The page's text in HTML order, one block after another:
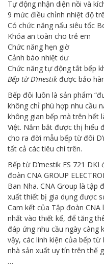
Tự động nhận diện nồi và
9 mức điều chỉnh nhiệt độ
Có chức năng nấu siêu tốc
Khóa an toàn cho trẻ em
Chức năng hẹn giờ
Cảnh báo nhiệt dư
Chức năng tự động tắt bếp
Bếp từ D’mestik được bảo
Bếp đôi luôn là sản phẩm
không chỉ phù hợp nhu cầu
không gian bếp mà trên hết
Việt. Nắm bắt được thị hiếu
cho ra đời mẫu bếp từ đôi
tất cả các tiêu chí trên.
Bếp từ D’mestik ES 721
đoàn CNA GROUP
Ban Nha. CNA Group là tập
xuất thiết bị gia dụng được
Cam kết của Tập đoàn
nhất vào thiết kế, để tăng
đáp ứng nhu cầu ngày càng
vậy, các linh kiện của bếp
nhà sản xuất uy tín trên thế
…